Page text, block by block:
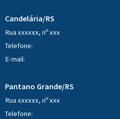
Candelária/RS
Rua xxxxxx, nº xxx
Telefone:
E-mail:
Pantano Grande/RS
Rua xxxxxx, nº xxx
Telefone: